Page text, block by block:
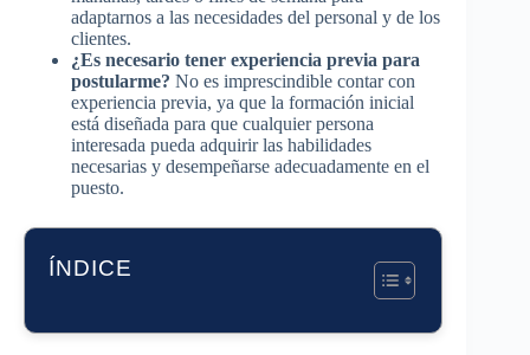
adaptarnos a las necesidades del personal y de los
clientes.
¿Es necesario tener experiencia previa para
postularme? No es imprescindible contar con
experiencia previa, ya que la formación inicial
está diseñada para que cualquier persona
interesada pueda adquirir las habilidades
necesarias y desempeñarse adecuadamente en el
puesto.
ÍNDICE